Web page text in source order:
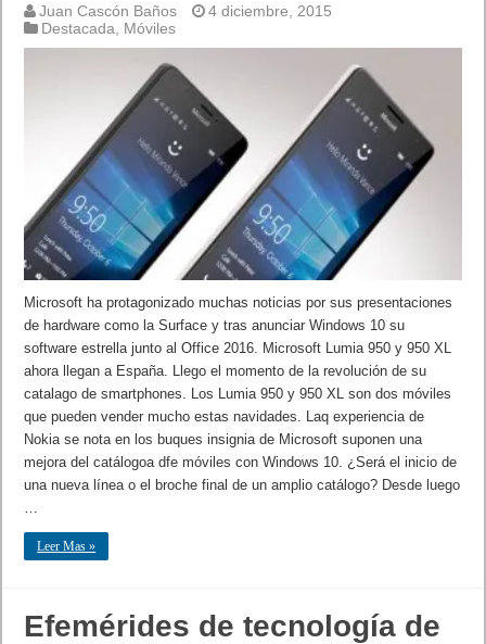
Juan Cascón Baños
4 diciembre, 2015
Destacada
Móviles
Microsoft ha protagonizado muchas noticias por sus presentaciones
de hardware como la Surface y tras anunciar Windows 10 su
software estrella junto al Office 2016. Microsoft Lumia 950 y 950 XL
ahora llegan a España. Llego el momento de la revolución de su
catalago de smartphones. Los Lumia 950 y 950 XL son dos móviles
que pueden vender mucho estas navidades. Laq experiencia de
Nokia se nota en los buques insignia de Microsoft suponen una
mejora del catálogoa dfe móviles con Windows 10. ¿Será el inicio de
una nueva línea o el broche final de un amplio catálogo? Desde luego
…
Leer Mas »
Efemérides de tecnología de